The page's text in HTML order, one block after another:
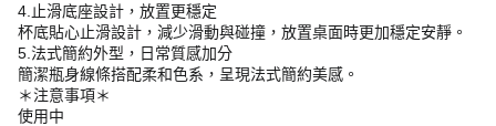
4.止滑底座設計，放置更穩定
杯底貼心止滑設計，減少滑動與碰撞，放置桌面時更加穩定安靜。
5.法式簡約外型，日常質感加分
簡潔瓶身線條搭配柔和色系，呈現法式簡約美感。
＊注意事項＊
使用中